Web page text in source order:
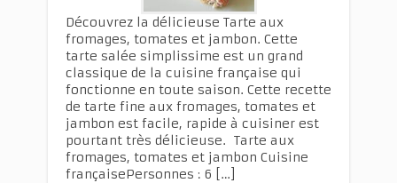
Découvrez la délicieuse Tarte aux
fromages, tomates et jambon. Cette
tarte salée simplissime est un grand
classique de la cuisine française qui
fonctionne en toute saison. Cette recette
de tarte fine aux fromages, tomates et
jambon est facile, rapide à cuisiner est
pourtant très délicieuse. Tarte aux
fromages, tomates et jambon Cuisine
françaisePersonnes : 6 […]